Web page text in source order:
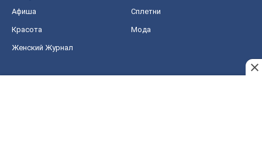
Афиша Сплетни
Красота Мода
Женский Журнал